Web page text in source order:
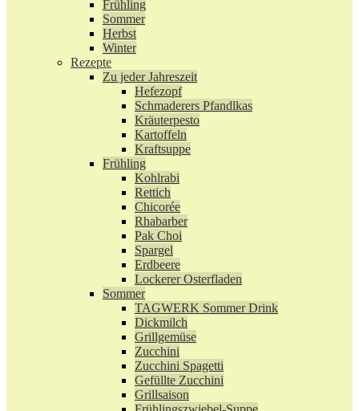
Frühling
Sommer
Herbst
Winter
Rezepte
Zu jeder Jahreszeit
Hefezopf
Schmaderers Pfandlkas
Kräuterpesto
Kartoffeln
Kraftsuppe
Frühling
Kohlrabi
Rettich
Chicorée
Rhabarber
Pak Choi
Spargel
Erdbeere
Lockerer Osterfladen
Sommer
TAGWERK Sommer Drink
Dickmilch
Grillgemüse
Zucchini
Zucchini Spagetti
Gefüllte Zucchini
Grillsaison